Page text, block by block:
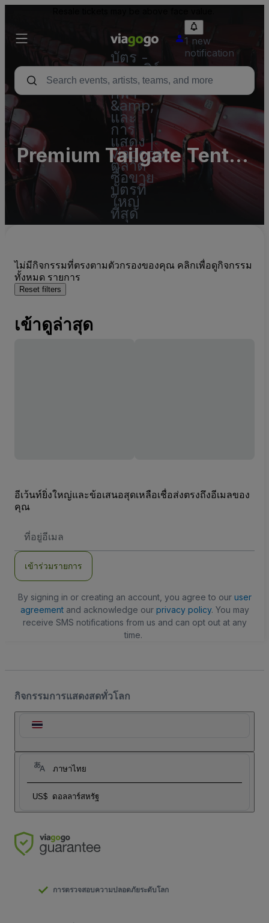
บัตร -
คอนเสิร์ต
บัตร
กีฬา
&amp;
และ
การ
แสดง |
viagogo
ตลาด
ซื้อขาย
บัตรที่
ใหญ่
ที่สุด
1 new
notification
Premium Tailgate Tent -
Pittsburgh Parking Lots
ไม่มีกิจกรรมที่ตรงตามตัวกรองของคุณ คลิกเพื่อดูกิจกรรม
ทั้งหมด รายการ
Reset filters
เข้าดูล่าสุด
อีเว้นท์ยิ่งใหญ่และข้อเสนอสุดเหลือเชื่อส่งตรงถึงอีเมลของ
คุณ
อยู่
เข้าร่วมรายการ
By signing in or creating an account, you agree to our user
agreementand acknowledge our privacy policy. You may
receive SMS notifications from us and can opt out at any
time.
กิจกรรมการแสดงสดทั่วโลก
ภาษาไทย
US$ ดอลลาร์สหรัฐ
การตรวจสอบความปลอดภัยระดับโลก